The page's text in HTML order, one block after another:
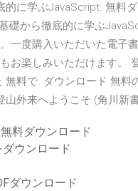
的に学ぶJavaScript. 無料
礎から徹底的に学ぶ
一度購入いただいた電子
お楽しみいただけます。
無料で. ダウンロード 無
山外来へようこそ (角川新
料ダウンロード
ウンロード
ダウンロード